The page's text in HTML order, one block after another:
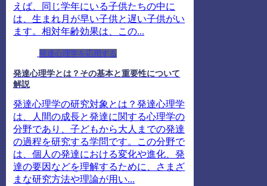
えば、同じ学年にいる子供たちの中に
は、生まれ月が早い子供と遅い子供がい
ます。相対年齢効果は、この...
発達心理学を応用する
発達心理学とは？その基本と重要性について
解説
発達心理学の研究対象とは？発達心理学
は、人間の成長と発達に関する心理学の
分野であり、子どもから大人までの発達
の過程を研究する学問です。この分野で
は、個人の発達における変化や進化、発
達の要因などを理解するために、さまざ
まな研究方法や理論が用い...